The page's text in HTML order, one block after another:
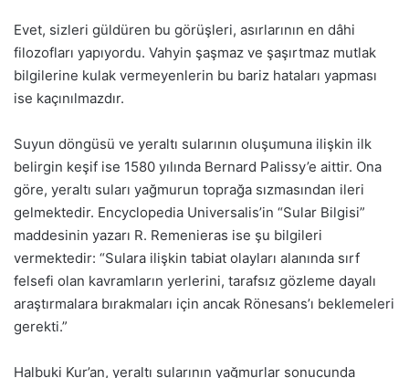
Evet, sizleri güldüren bu görüşleri, asırlarının en dâhi
filozofları yapıyordu. Vahyin şaşmaz ve şaşırtmaz mutlak
bilgilerine kulak vermeyenlerin bu bariz hataları yapması
ise kaçınılmazdır.
Suyun döngüsü ve yeraltı sularının oluşumuna ilişkin ilk
belirgin keşif ise 1580 yılında Bernard Palissy’e aittir. Ona
göre, yeraltı suları yağmurun toprağa sızmasından ileri
gelmektedir. Encyclopedia Universalis’in “Sular Bilgisi”
maddesinin yazarı R. Remenieras ise şu bilgileri
vermektedir: “Sulara ilişkin tabiat olayları alanında sırf
felsefi olan kavramların yerlerini, tarafsız gözleme dayalı
araştırmalara bırakmaları için ancak Rönesans’ı beklemeleri
gerekti.”
Halbuki Kur’an, yeraltı sularının yağmurlar sonucunda